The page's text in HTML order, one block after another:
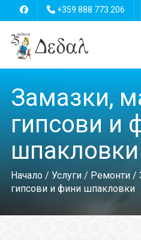
+359 888 773 206
Замазки,
гипсови и
шпакловки
Начало/ Услуги/ Ремонти/
гипсови и фини шпакловки